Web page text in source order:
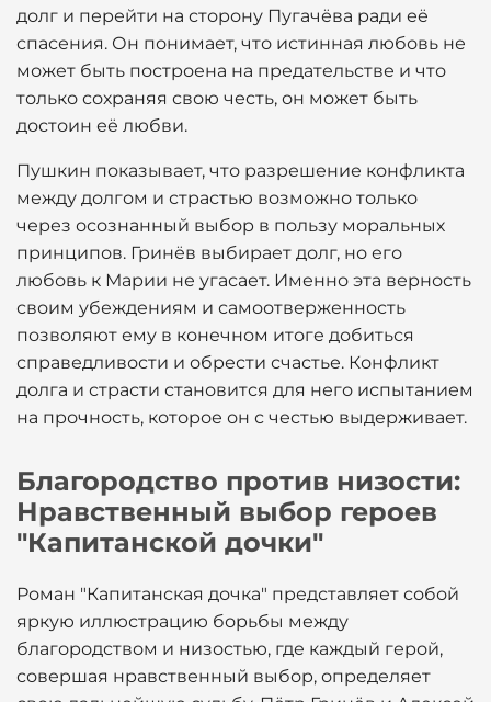
долг и перейти на сторону Пугачёва ради её
спасения. Он понимает, что истинная любовь не
может быть построена на предательстве и что
только сохраняя свою честь, он может быть
достоин её любви.
Пушкин показывает, что разрешение конфликта
между долгом и страстью возможно только
через осознанный выбор в пользу моральных
принципов. Гринёв выбирает долг, но его
любовь к Марии не угасает. Именно эта верность
своим убеждениям и самоотверженность
позволяют ему в конечном итоге добиться
справедливости и обрести счастье. Конфликт
долга и страсти становится для него испытанием
на прочность, которое он с честью выдерживает.
Благородство против низости:
Нравственный выбор героев
"Капитанской дочки"
Роман "Капитанская дочка" представляет собой
яркую иллюстрацию борьбы между
благородством и низостью, где каждый герой,
совершая нравственный выбор, определяет